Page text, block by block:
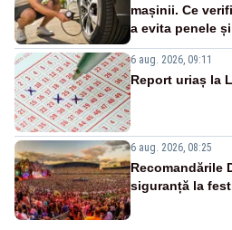
mașinii. Ce
a evita penele
6 aug. 2026, 09:11
Report uriaș la
6 aug. 2026, 08:25
Recomandările
siguranță la